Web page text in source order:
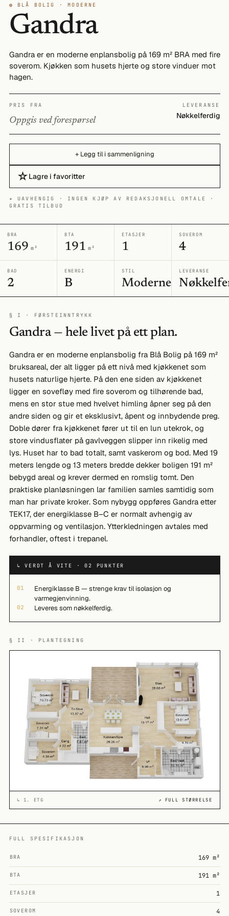
◍ BLÅ BOLIG · MODERNE
Gandra
Gandra er en moderne enplansbolig på 169 m² BRA med fire
soverom. Kjøkken som husets hjerte og store vinduer mot
hagen.
PRIS FRA
Oppgis ved forespørsel
LEVERANSE
Nøkkelferdig
+ Legg til i sammenligning
☆Lagre i favoritter
✦ UAVHENGIG · INGEN KJØP AV REDAKSJONELL OMTALE ·
GRATIS TILBUD
BRA
169 m²
BTA
191 m²
ETASJER
1
SOVEROM
4
BAD
2
ENERGI
B
STIL
Moderne
LEVERANSE
§ I · FØRSTEINNTRYKK
Gandra — hele livet på ett plan.
Gandra er en moderne enplansbolig fra Blå Bolig på 169 m²
bruksareal, der alt ligger på ett nivå med kjøkkenet som
husets naturlige hjerte. På den ene siden av kjøkkenet
ligger en sovefløy med fire soverom og tilhørende bad,
mens en stor stue med hvelvet himling åpner seg på den
andre siden og gir et eksklusivt, åpent og innbydende preg.
Doble dører fra kjøkkenet fører ut til en lun utekrok, og
store vindusflater på gavlveggen slipper inn rikelig med
lys. Huset har to bad totalt, samt vaskerom og bod. Med 19
meters lengde og 13 meters bredde dekker boligen 191 m²
bebygd areal og krever dermed en romslig tomt. Den
praktiske planløsningen lar familien samles samtidig som
man har private kroker. Som nybygg oppføres Gandra etter
TEK17, der energiklasse B–C er normalt avhengig av
oppvarming og ventilasjon. Ytterkledningen avtales med
forhandler, oftest i trepanel.
↳ VERDT Å VITE · 02 PUNKTER
01
Energiklasse B — strenge krav til isolasjon og
varmegjenvinning.
02 Leveres som nøkkelferdig.
§ II · PLANTEGNING
↳ 1. ETG ↗ FULL STØRRELSE
FULL SPESIFIKASJON
BRA 169 m²
BTA 191 m²
ETASJER 1
SOVEROM 4